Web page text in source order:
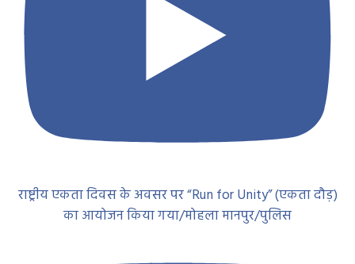
राष्ट्रीय एकता दिवस के अवसर पर “Run for Unity” (एकता दौड़)
का आयोजन किया गया/मोहला मानपुर/पुलिस